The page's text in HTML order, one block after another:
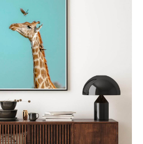
D'IMPRESSIONS